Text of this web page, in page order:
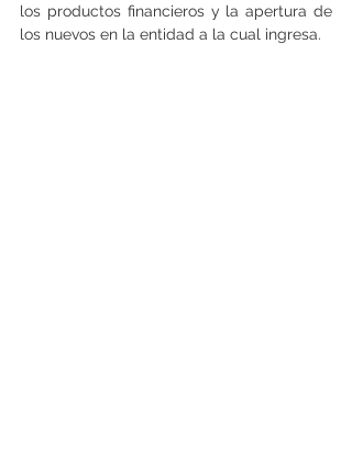
los productos financieros y la apertura de
los nuevos en la entidad a la cual ingresa.